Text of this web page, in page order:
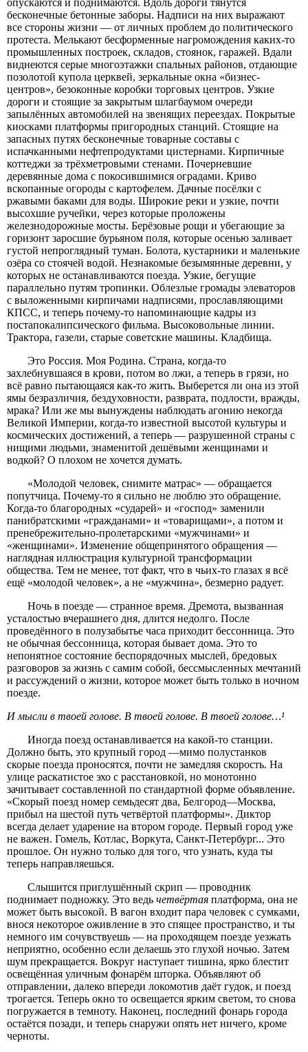
бесконечные бетонные заборы. Надписи на них выражают
все стороны жизни — от личных проблем до политического
протеста. Мелькают бесформенные нагромождения каких-то
промышленных построек, складов, стоянок, гаражей. Вдали
виднеются серые многоэтажки спальных районов, отдающие
позолотой купола церквей, зеркальные окна «бизнес-
центров», безоконные коробки торговых центров. Узкие
дороги и стоящие за закрытым шлагбаумом очереди
запылённых автомобилей на звенящих переездах. Покрытые
киосками платформы пригородных станций. Стоящие на
запасных путях бесконечные товарные составы с
испачканными нефтепродуктами цистернами. Кирпичные
коттеджи за трёхметровыми стенами. Почерневшие
деревянные дома с покосившимися оградами. Криво
вскопанные огороды с картофелем. Дачные посёлки с
ржавыми баками для воды. Широкие реки и узкие, почти
высохшие ручейки, через которые проложены
железнодорожные мосты. Берёзовые рощи и убегающие за
горизонт заросшие бурьяном поля, которые осенью заливает
густой непроглядный туман. Болота, кустарники и маленькие
озёра со стоячей водой. Незнакомые безымянные деревни, у
которых не останавливаются поезда. Узкие, бегущие
параллельно путям тропинки. Облезлые громады элеваторов
с выложенными кирпичами надписями, прославляющими
КПСС, и теперь почему-то напоминающие кадры из
постапокалипсического фильма. Высоковольные линии.
Трактора, газели, старые советские машины. Кладбища.
Это Россия. Моя Родина. Страна, когда-то
захлебнувшаяся в крови, потом во лжи, а теперь в грязи, но
всё равно пытающаяся как-то жить. Выберется ли она из этой
ямы безразличия, бездуховности, разврата, подлости, вражды,
мрака? Или же мы вынуждены наблюдать агонию некогда
Великой Империи, когда-то известной высотой культуры и
космических достижений, а теперь — разрушенной страны с
нищими людьми, знаменитой дешёвыми женщинами и
водкой? О плохом не хочется думать.
«Молодой человек, снимите матрас» — обращается
попутчица. Почему-то я сильно не люблю это обращение.
Когда-то благородных «сударей» и «господ» заменили
панибратскими «гражданами» и «товарищами», а потом и
пренебрежительно-пролетарскими «мужчинами» и
«женщинами». Изменение общепринятого обращения —
наглядная иллюстрация культурной трансформации
общества. Тем не менее, тот факт, что в чьих-то глазах я всё
ещё «молодой человек», а не «мужчина», безмерно радует.
Ночь в поезде — странное время. Дремота, вызванная
усталостью вчерашнего дня, длится недолго. После
проведённого в полузабытье часа приходит бессонница. Это
не обычная бессонница, которая бывает дома. Это то
непонятное состояние беспорядочных мыслей, бредовых
разговоров за жизнь с самим собой, бессмысленных мечтаний
и рассуждений о жизни, которое может быть только в ночном
поезде.
И мысли в твоей голове. В твоей голове. В твоей голове…¹
Иногда поезд останавливается на какой-то станции.
Должно быть, это крупный город —мимо полустанков
скорые поезда проносятся, почти не замедляя скорость. На
улице раскатистое эхо с расстановкой, но монотонно
зачитывает составленной по стандартной форме объявление.
«Скорый поезд номер семьдесят два, Белгород—Москва,
прибыл на шестой путь четвёртой платформы». Диктор
всегда делает ударение на втором городе. Первый город уже
не важен. Гомель, Котлас, Воркута, Санкт-Петербург... Это
прошлое. Он нужно только для того, что узнать, куда ты
теперь направляешься.
Слышится приглушённый скрип — проводник
поднимает подножку. Это ведь четвёртая платформа, она не
может быть высокой. В вагон входит пара человек с сумками,
внося некоторое оживление в это спящее пространство, и ты
немного им сочувствуешь — на проходящем поезде уезжать
неприятно, особенно если делаешь это глухой ночью. Затем
шум прекращается. Вокруг наступает тишина, ярко блестит
освещённая уличным фонарём шторка. Объявляют об
отправлении, далеко впереди локомотив даёт гудок, и поезд
трогается. Теперь окно то освещается ярким светом, то снова
погружается в темноту. Наконец, последний фонарь города
остаётся позади, и теперь снаружи опять нет ничего, кроме
черноты.